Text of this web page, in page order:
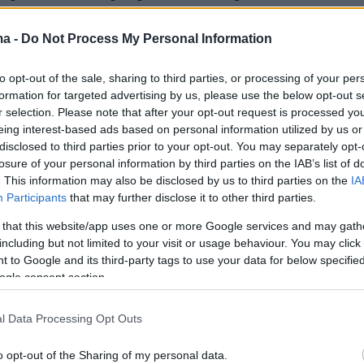
- Do Not Process My Personal Information
opt-out of the sale, sharing to third parties, or processing of your
for targeted advertising by us, please use the below opt-out
selection. Please note that after your opt-out request is processed
interest-based ads based on personal information utilized by us
to third parties prior to your opt-out. You may separately
of your personal information by third parties on the IAB’s list of
This information may also be disclosed by us to third parties on the
Participants that may further disclose it to other third parties.
that this website/app uses one or more Google services and may
but not limited to your visit or usage behaviour. You may
to Google and its third-party tags to use your data for below
consent section.
Data Processing Opt Outs
opt-out of the Sharing of my personal data.
μέλη του Συμβουλίου Ασφαλείας, ο γ.γ. του ΟΗΕ
νησιού, παραμένουν ζωντανές
Σημαντικό βήμα η
των Πρεσπών
περιέγραψε με μελανά χρώματα τον κόσμο και τη
που τείνει να επικρατήσει
των Πρεσπών
η συμφωνία θα κυρωθεί και στις δύο χώρες, την
1